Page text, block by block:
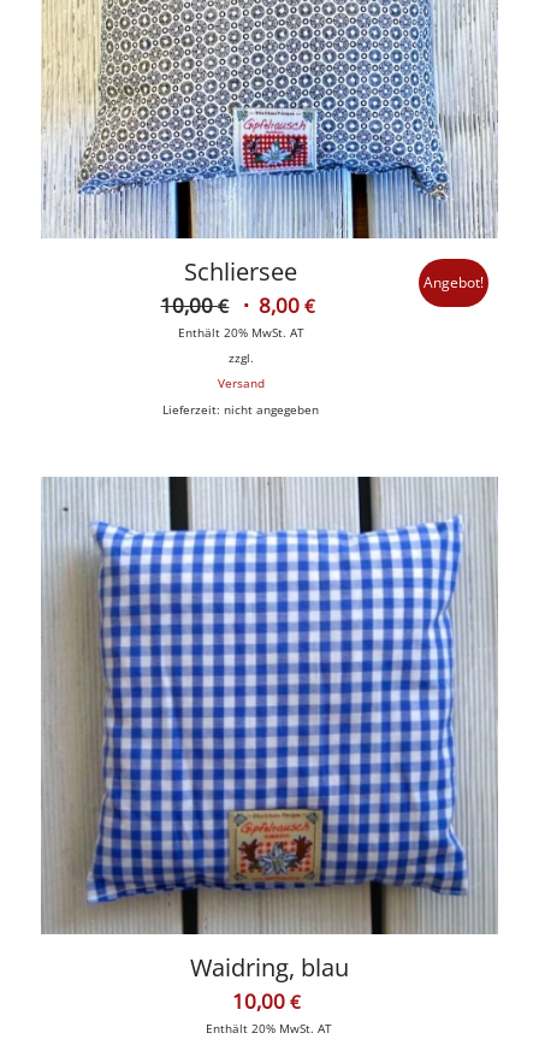
Schliersee
10,00€
Ursprünglicher
Preis
war:
10,00 €
8,00€
Enthält 20% MwSt. AT
zzgl.
Versand
Lieferzeit: nicht angegeben
Angebot!
Waidring, blau
10,00 €
Enthält 20% MwSt. AT